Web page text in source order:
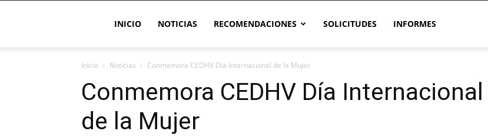
INICIO NOTICIAS RECOMENDACIONES SOLICITUDES INFORMES
Inicio Noticias Conmemora CEDHV Día Internacional de la Mujer
Conmemora CEDHV Día Internacional
de la Mujer